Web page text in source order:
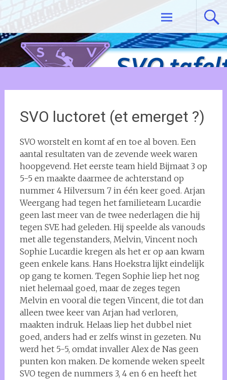
de
inhoud
Tafeltennisvereniging SVO De Meern
SVO luctoret (et emerget ?)
SVO worstelt en komt af en toe al boven. Een
aantal resultaten van de zevende week waren
hoopgevend. Het eerste team hield Bijmaat 3 op
5-5 en maakte daarmee de achterstand op
nummer 4 Hilversum 7 in één keer goed. Arjan
Weergang had tegen het familieteam Lucardie
geen last meer van de twee nederlagen die hij
tegen SVE had geleden. Hij speelde als vanouds
met alle tegenstanders, Melvin, Vincent noch
Sophie Lucardie kregen als het er op aan kwam
geen enkele kans. Hans Hoekstra lijkt eindelijk
op gang te komen. Tegen Sophie liep het nog
niet helemaal goed, maar de zeges tegen
Melvin en vooral die tegen Vincent, die tot dan
alleen twee keer van Arjan had verloren,
maakten indruk. Helaas liep het dubbel niet
goed, anders had er zelfs winst in gezeten. Nu
werd het 5-5, omdat invaller Alex de Nas geen
punten kon maken. De komende weken speelt
SVO tegen de nummers 3, 4 en 6 en heeft het